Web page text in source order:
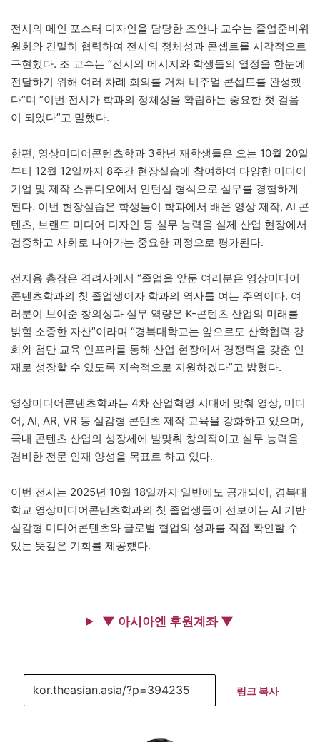
전시의 메인 포스터 디자인을 담당한 조안나 교수는 졸업준비위
원회와 긴밀히 협력하여 전시의 정체성과 콘셉트를 시각적으로
구현했다. 조 교수는 “전시의 메시지와 학생들의 열정을 한눈에
전달하기 위해 여러 차례 회의를 거쳐 비주얼 콘셉트를 완성했
다”며 “이번 전시가 학과의 정체성을 확립하는 중요한 첫 걸음
이 되었다”고 말했다.
한편, 영상미디어콘텐츠학과 3학년 재학생들은 오는 10월 20일
부터 12월 12일까지 8주간 현장실습에 참여하여 다양한 미디어
기업 및 제작 스튜디오에서 인턴십 형식으로 실무를 경험하게
된다. 이번 현장실습은 학생들이 학과에서 배운 영상 제작, AI 콘
텐츠, 브랜드 미디어 디자인 등 실무 능력을 실제 산업 현장에서
검증하고 사회로 나아가는 중요한 과정으로 평가된다.
전지용 총장은 격려사에서 “졸업을 앞둔 여러분은 영상미디어
콘텐츠학과의 첫 졸업생이자 학과의 역사를 여는 주역이다. 여
러분이 보여준 창의성과 실무 역량은 K-콘텐츠 산업의 미래를
밝힐 소중한 자산”이라며 “경복대학교는 앞으로도 산학협력 강
화와 첨단 교육 인프라를 통해 산업 현장에서 경쟁력을 갖춘 인
재로 성장할 수 있도록 지속적으로 지원하겠다”고 밝혔다.
영상미디어콘텐츠학과는 4차 산업혁명 시대에 맞춰 영상, 미디
어, AI, AR, VR 등 실감형 콘텐츠 제작 교육을 강화하고 있으며,
국내 콘텐츠 산업의 성장세에 발맞춰 창의적이고 실무 능력을
겸비한 전문 인재 양성을 목표로 하고 있다.
이번 전시는 2025년 10월 18일까지 일반에도 공개되어, 경복대
학교 영상미디어콘텐츠학과의 첫 졸업생들이 선보이는 AI 기반
실감형 미디어콘텐츠와 글로벌 협업의 성과를 직접 확인할 수
있는 뜻깊은 기회를 제공했다.
▼ 아시아엔 후원계좌 ▼
링크 복사